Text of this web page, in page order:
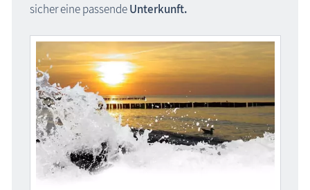
sicher eine passendeUnterkunft.